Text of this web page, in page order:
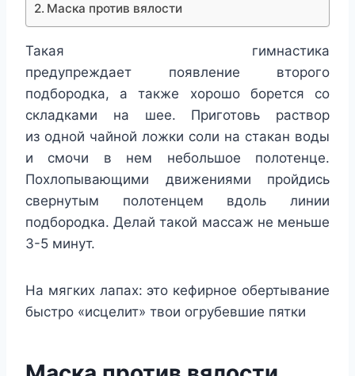
Маска против вялости
Такая гимнастика
предупреждает появление второго
подбородка, а также хорошо борется со
складками на шее. Приготовь раствор
из одной чайной ложки соли на стакан воды
и смочи в нем небольшое полотенце.
Похлопывающими движениями пройдись
свернутым полотенцем вдоль линии
подбородка. Делай такой массаж не меньше
3-5 минут.
На мягких лапах: это кефирное обертывание
быстро «исцелит» твои огрубевшие пятки